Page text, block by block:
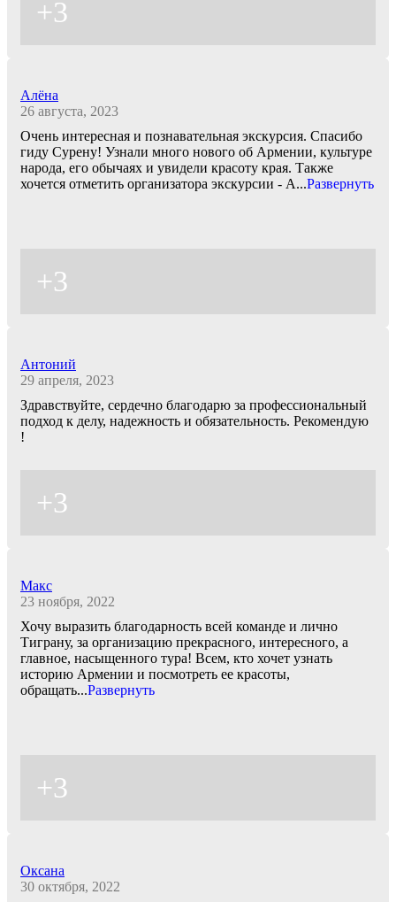
+3
Алёна
26 августа, 2023
Очень интересная и познавательная экскурсия. Спасибо
гиду Сурену! Узнали много нового об Армении, культуре
народа, его обычаях и увидели красоту края. Также
хочется отметить организатора экскурсии - А...Развернуть
+3
Антоний
29 апреля, 2023
Здравствуйте, сердечно благодарю за профессиональный
подход к делу, надежность и обязательность. Рекомендую
!
+3
Макс
23 ноября, 2022
Хочу выразить благодарность всей команде и лично
Тиграну, за организацию прекрасного, интересного, а
главное, насыщенного тура! Всем, кто хочет узнать
историю Армении и посмотреть ее красоты,
обращать...Развернуть
+3
Оксана
30 октября, 2022